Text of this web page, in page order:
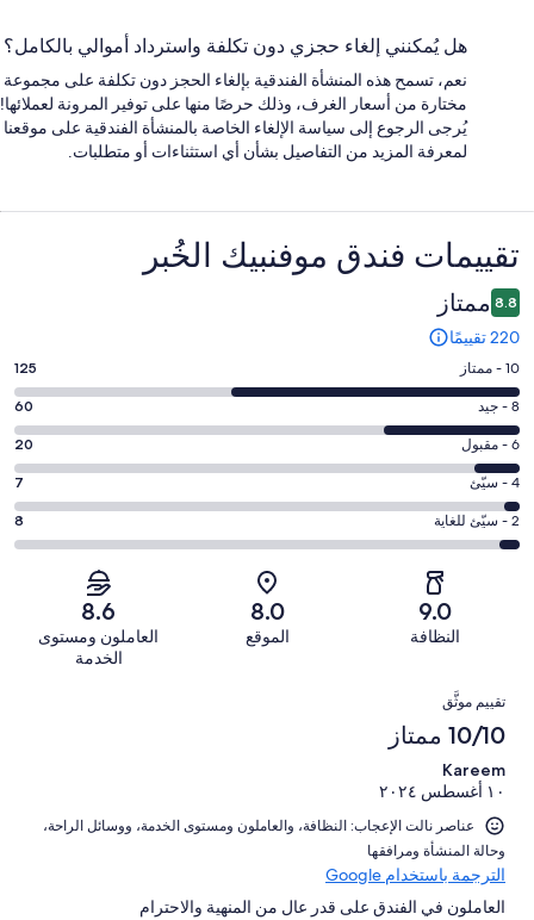
هل يُمكنني إلغاء حجزي دون تكلفة واسترداد أموالي بالكامل؟
نعم، تسمح هذه المنشأة الفندقية بإلغاء الحجز دون تكلفة على مجموعة
مختارة من أسعار الغرف، وذلك حرصًا منها على توفير المرونة لعملائها!
يُرجى الرجوع إلى سياسة الإلغاء الخاصة بالمنشأة الفندقية على موقعنا
لمعرفة المزيد من التفاصيل بشأن أي استثناءات أو متطلبات.
التقييمات
تقييمات ⁦فندق موفنبيك الخُبر⁩
8.8 ممتاز
220 تقييمًا
درجة
التصنيف
10
-
ممتاز.
125
من
أصل
10 - ممتاز 125
درجة
التصنيف
8
-
جيد.
60
8 - جيد 60
درجة
التصنيف
6
-
مقبول.
تقييمات
النزلاء
6 - مقبول 20
درجة
التصنيف
4
من
تقييمات
4 - سيّئ 7
درجة
التصنيف
من
أصل
220
من
تقييمات
النزلاء
2 - سيّئ للغاية 8
9.0
النظافة
8.0
الموقع
8.6
العاملون ومستوى
الخدمة
التقييمات
تقييم موثَّق
10/10 ممتاز
Kareem
١٠ أغسطس ٢٠٢٤
عناصر نالت الإعجاب: ⁦النظافة⁩، و⁦العاملون ومستوى الخدمة⁩، و⁦وسائل الراحة⁩،
و⁦حالة المنشأة ومرافقها⁩
الترجمة باستخدام Google
العاملون في الفندق على قدر عال من المنهية ‏والاحترام